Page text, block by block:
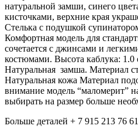
натуральной замши, синего
кисточками, верхние края
Cтелька c подушкой
Комфортная модель для
сочетается с джинсами и
костюмами. Высота каблука: 1.0
Натуральная замша. Материал
Натуральная кожа Материал
внимание модель “маломерит”
выбирать на размер больше
Больше деталей + 7 915 213 76 61